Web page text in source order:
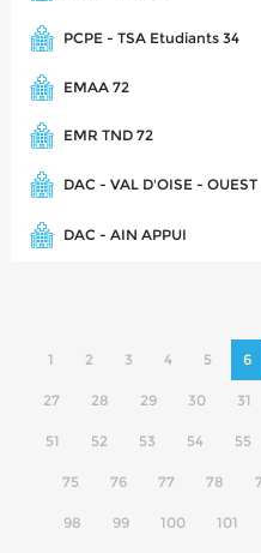
PCPE - TSA Etudiants 34
EMAA 72
EMR TND 72
DAC - VAL D'OISE -
DAC - AIN APPUI
1 2 3 4 5 6
27 28 29 30 31
51 52 53 54 55
75 76 77 78
98 99 100 101